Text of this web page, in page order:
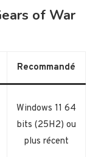
of War
Recommandé
Windows 11 64
bits (25H2) ou
plus récent